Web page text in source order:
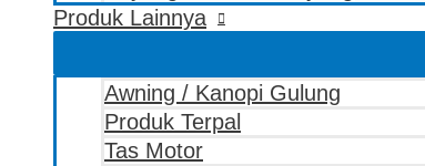
Produk Lainnya
Awning / Kanopi Gulung
Produk Terpal
Tas Motor